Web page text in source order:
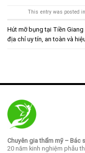
This entry was posted in
Hút mỡ bụng tại Tiền Giang
địa chỉ uy tín, an toàn và
Chuyên gia thẩm mỹ – Bác
20 năm kinh nghiệm phẫu